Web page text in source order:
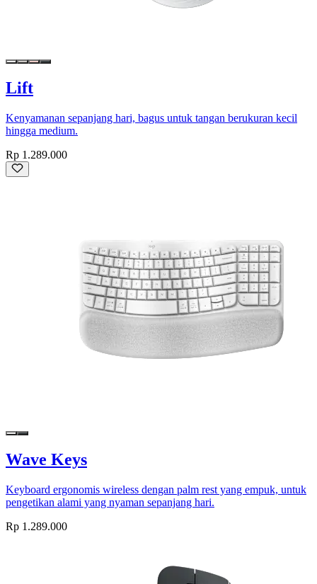
Lift
Kenyamanan sepanjang hari, bagus untuk tangan berukuran kecil
hingga medium.
Rp 1.289.000
Wave Keys
Keyboard ergonomis wireless dengan palm rest yang empuk, untuk
pengetikan alami yang nyaman sepanjang hari.
Rp 1.289.000